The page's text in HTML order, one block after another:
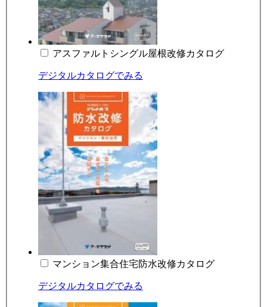
アスファルトシングル屋根改修カタログ
デジタルカタログでみる
マンション集合住宅防水改修カタログ
デジタルカタログでみる